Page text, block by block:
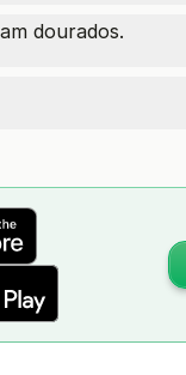
dourados.